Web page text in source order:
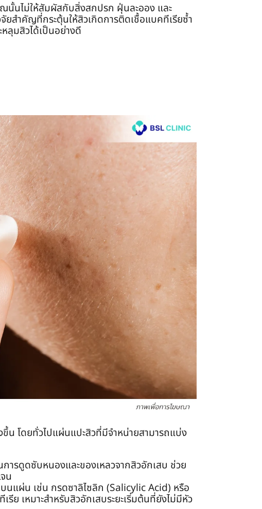
นั้นไม่ให้สัมผัสกับสิ่งสกปรก ฝุ่นละออง และ
ยสำคัญที่กระตุ้นให้สิวเกิดการติดเชื้อแบคทีเรียซ้ำ
ลุมสิวได้เป็นอย่างดี
น โดยทั่วไปแผ่นแปะสิวที่มีจำหน่ายสามารถแบ่ง
รดูดซับหนองและของเหลวจากสิวอักเสบ ช่วย
น
นแผ่น เช่น กรดซาลิไซลิก (Salicylic Acid) หรือ
เหมาะสำหรับสิวอักเสบระยะเริ่มต้นที่ยังไม่มีหัว